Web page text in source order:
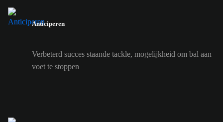
Anticiperen
Verbeterd succes staande tackle, mogelijkheid om bal aan
voet te stoppen